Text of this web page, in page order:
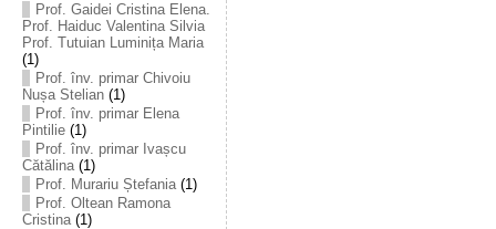
Prof. Gaidei Cristina Elena.
Prof. Haiduc Valentina Silvia
Prof. Tutuian Luminița Maria
(1)
Prof. înv. primar Chivoiu
Nușa Stelian(1)
Prof. înv. primar Elena
Pintilie(1)
Prof. înv. primar Ivașcu
Cătălina(1)
Prof. Murariu Ștefania(1)
Prof. Oltean Ramona
Cristina(1)